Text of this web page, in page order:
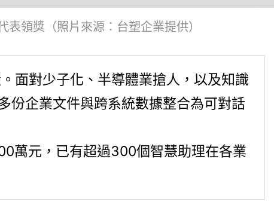
領獎（照片來源：台塑企業提供）
面對少子化、半導體業搶人，以及知識
份企業文件與跨系統數據整合為可對話
萬元，已有超過300個智慧助理在各業